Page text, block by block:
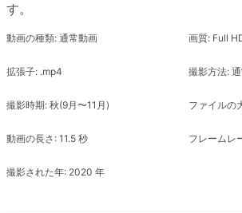
す。
動画の種類: 通常動画 画質: Full
拡張子: .mp4 撮影方法:
撮影時期: 秋(9月〜11月) ファイルの
動画の長さ: 11.5 秒 フレームレ
撮影された年: 2020 年